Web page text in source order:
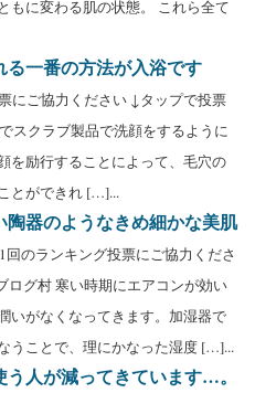
もに変わる肌の状態。 これら全て
一番の方法が入浴です
にご協力ください ↓タップで投票
スクラブ製品で洗顔をするように
を励行することによって、毛穴の
とができれ […]...
器のようなきめ細かな美肌
回のランキング投票にご協力くださ
グ村 寒い時期にエアコンが効い
いがなくなってきます。加湿器で
うことで、理にかなった湿度 […]...
人が減ってきています…。